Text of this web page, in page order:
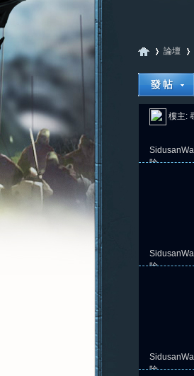
»
論壇
›
樓主:
除
除
除